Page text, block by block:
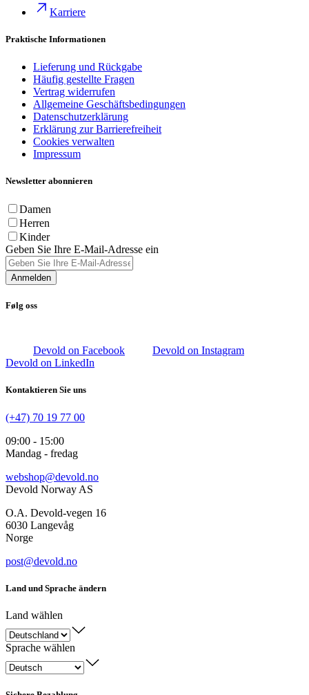
Karriere
Praktische Informationen
Lieferung und Rückgabe
Häufig gestellte Fragen
Vertrag widerrufen
Allgemeine Geschäftsbedingungen
Datenschutzerklärung
Erklärung zur Barrierefreiheit
Cookies verwalten
Impressum
Newsletter abonnieren
Damen
Herren
Kinder
Geben Sie Ihre E-Mail-Adresse ein
Anmelden
Følg oss
Devold on Facebook
Devold on Instagram
Devold on LinkedIn
Kontaktieren Sie uns
(+47) 70 19 77 00
09:00 - 15:00
Mandag - fredag
webshop@devold.no
Devold Norway AS
O.A. Devold-vegen 16
6030 Langevåg
Norge
post@devold.no
Land und Sprache ändern
Land wählen
Sprache wählen